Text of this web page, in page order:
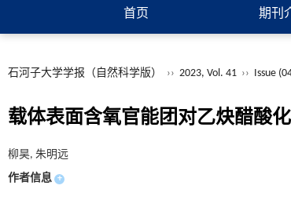
首页 期刊
石河子大学学报（自然科学版） ›› 2023, Vol. 41 ›› Issue
载体表面含氧官能团对乙炔醋酸
柳昊, 朱明远
作者信息 +